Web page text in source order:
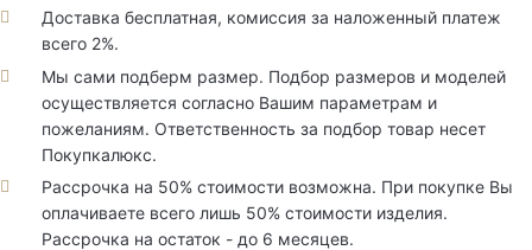
Доставка бесплатная, комиссия за наложенный платеж
всего 2%.
Мы сами подберм размер. Подбор размеров и моделей
осуществляется согласно Вашим параметрам и
пожеланиям. Ответственность за подбор товар несет
Покупкалюкс.
Рассрочка на 50% стоимости возможна. При покупке Вы
оплачиваете всего лишь 50% стоимости изделия.
Рассрочка на остаток - до 6 месяцев.